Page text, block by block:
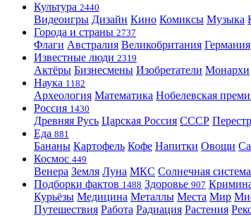
Культура 2440
Видеоигры Дизайн Кино Комиксы Музыка
Города и страны 2737
Флаги Австралия Великобритания Германия
Известные люди 2319
Актёры Бизнесмены Изобретатели Монархи
Наука 1182
Археология Математика Нобелевская
Россия 1430
Древняя Русь Царская Россия СССР
Еда 881
Бананы Картофель Кофе Напитки Овощи
Космос 449
Венера Земля Луна МКС Солнечная система
Подборки фактов 1488 Здоровье 907
Курьёзы Медицина Металлы Места Мир
Путешествия Работа Радиация Растения